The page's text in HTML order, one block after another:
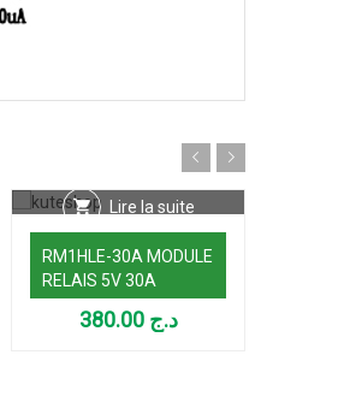
Lire la suite
RM1HLE-30A MODULE
RELAIS 5V 30A
د.ج 380.00